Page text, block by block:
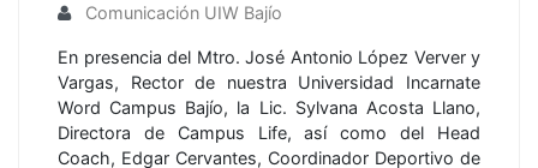
Comunicación UIW Bajío
En presencia del Mtro. José Antonio López Verver y
Vargas, Rector de nuestra Universidad Incarnate
Word Campus Bajío, la Lic. Sylvana Acosta Llano,
Directora de Campus Life, así como del Head
Coach, Edgar Cervantes, Coordinador Deportivo de